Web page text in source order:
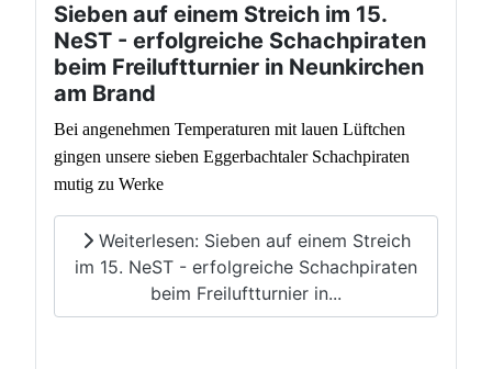
Sieben auf einem Streich im 15.
NeST - erfolgreiche Schachpiraten
beim Freiluftturnier in Neunkirchen
am Brand
Bei angenehmen Temperaturen mit lauen Lüftchen
gingen unsere sieben Eggerbachtaler Schachpiraten
mutig zu Werke
Weiterlesen: Sieben auf einem Streich
im 15. NeST - erfolgreiche Schachpiraten
beim Freiluftturnier in...